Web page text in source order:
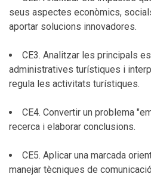
seus aspectes econòmics,
aportar solucions innovadores.
CE3. Analitzar les principals
administratives turístiques i
regula les activitats turístiques.
CE4. Convertir un problema
recerca i elaborar conclusions.
CE5. Aplicar una marcada
manejar tècniques de